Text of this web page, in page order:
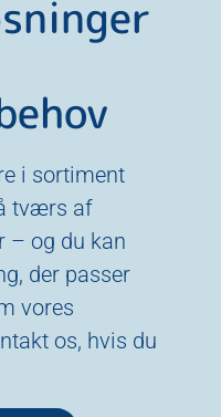
i sortiment
tværs af
– og du kan
der passer
vores
os, hvis du